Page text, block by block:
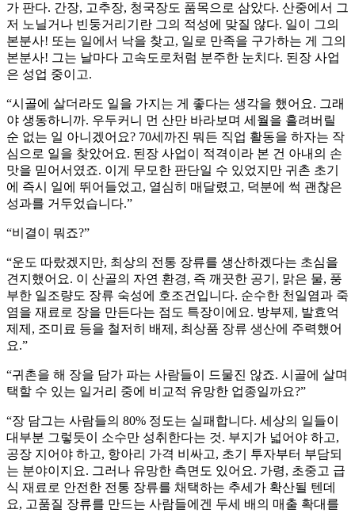
가 판다. 간장, 고추장, 청국장도 품목으로 삼았다. 산중에서 그
저 노닐거나 빈둥거리기란 그의 적성에 맞질 않다. 일이 그의
본분사! 또는 일에서 낙을 찾고, 일로 만족을 구가하는 게 그의
본분사! 그는 날마다 고속도로처럼 분주한 눈치다. 된장 사업
은 성업 중이고.
“시골에 살더라도 일을 가지는 게 좋다는 생각을 했어요. 그래
야 생동하니까. 우두커니 먼 산만 바라보며 세월을 흘려버릴
순 없는 일 아니겠어요? 70세까진 뭐든 직업 활동을 하자는 작
심으로 일을 찾았어요. 된장 사업이 적격이라 본 건 아내의 손
맛을 믿어서였죠. 이게 무모한 판단일 수 있었지만 귀촌 초기
에 즉시 일에 뛰어들었고, 열심히 매달렸고, 덕분에 썩 괜찮은
성과를 거두었습니다.”
“비결이 뭐죠?”
“운도 따랐겠지만, 최상의 전통 장류를 생산하겠다는 초심을
견지했어요. 이 산골의 자연 환경, 즉 깨끗한 공기, 맑은 물, 풍
부한 일조량도 장류 숙성에 호조건입니다. 순수한 천일염과 죽
염을 재료로 장을 만든다는 점도 특장이에요. 방부제, 발효억
제제, 조미료 등을 철저히 배제, 최상품 장류 생산에 주력했어
요.”
“귀촌을 해 장을 담가 파는 사람들이 드물진 않죠. 시골에 살며
택할 수 있는 일거리 중에 비교적 유망한 업종일까요?”
“장 담그는 사람들의 80% 정도는 실패합니다. 세상의 일들이
대부분 그렇듯이 소수만 성취한다는 것. 부지가 넓어야 하고,
공장 지어야 하고, 항아리 가격 비싸고, 초기 투자부터 부담되
는 분야이지요. 그러나 유망한 측면도 있어요. 가령, 초중고 급
식 재료로 안전한 전통 장류를 채택하는 추세가 확산될 텐데
요, 고품질 장류를 만드는 사람들에겐 두세 배의 매출 확대를